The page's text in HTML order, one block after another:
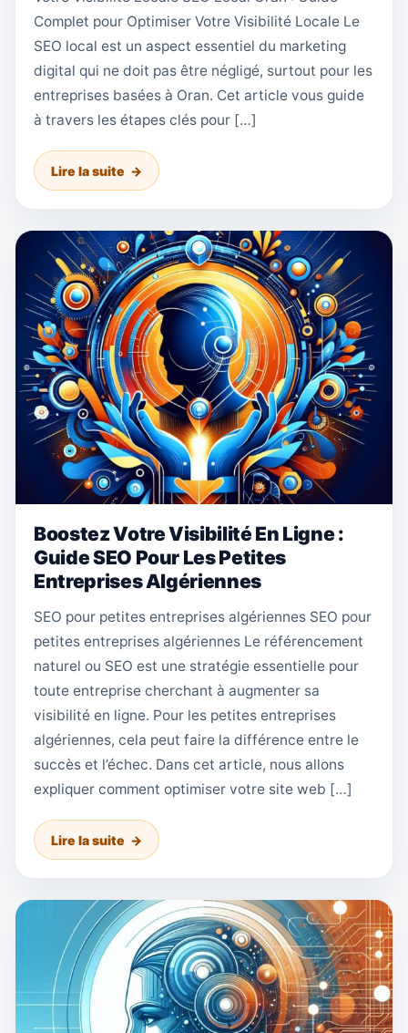
Complet pour Optimiser Votre Visibilité Locale Le
SEO local est un aspect essentiel du marketing
digital qui ne doit pas être négligé, surtout pour les
entreprises basées à Oran. Cet article vous guide
à travers les étapes clés pour […]
Lire la suite
Boostez Votre Visibilité En Ligne :
Guide SEO Pour Les Petites
Entreprises Algériennes
SEO pour petites entreprises algériennes SEO pour
petites entreprises algériennes Le référencement
naturel ou SEO est une stratégie essentielle pour
toute entreprise cherchant à augmenter sa
visibilité en ligne. Pour les petites entreprises
algériennes, cela peut faire la différence entre le
succès et l’échec. Dans cet article, nous allons
expliquer comment optimiser votre site web […]
Lire la suite